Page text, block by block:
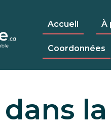
Accueil À
Coordonnées